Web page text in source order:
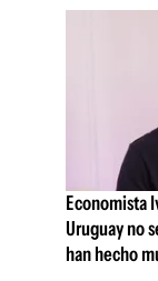
Economista
Uruguay no
han hecho